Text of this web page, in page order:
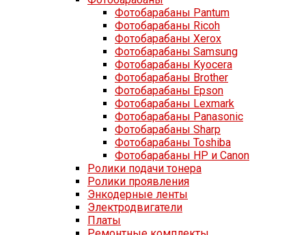
Фотобарабаны Pantum
Фотобарабаны Ricoh
Фотобарабаны Xerox
Фотобарабаны Samsung
Фотобарабаны Kyocera
Фотобарабаны Brother
Фотобарабаны Epson
Фотобарабаны Lexmark
Фотобарабаны Panasonic
Фотобарабаны Sharp
Фотобарабаны Toshiba
Фотобарабаны HP и Canon
Ролики подачи тонера
Ролики проявления
Энкодерные ленты
Электродвигатели
Платы